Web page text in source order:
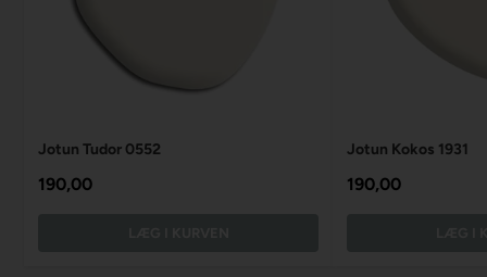
Jotun Tudor 0552
190,00
Jotun Kokos 1931
190,00